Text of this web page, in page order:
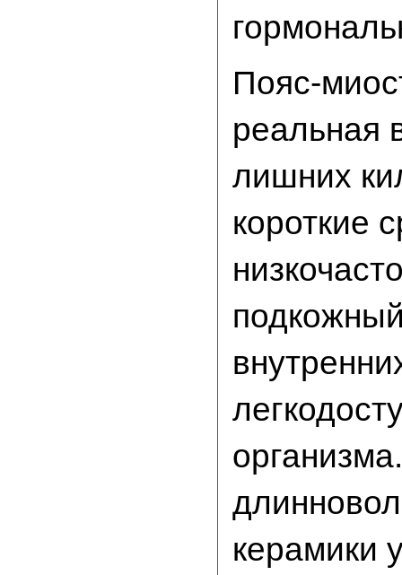
Пояс-
реальная
лишних
короткие
керамики